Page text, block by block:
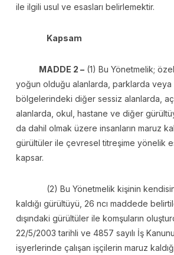
ile ilgili usul ve esasları belirlemektir.
Kapsam
MADDE 2 –(1) Bu Yönetmelik;
yoğun olduğu alanlarda, parklarda veya
bölgelerindeki diğer sessiz alanlarda,
alanlarda, okul, hastane ve diğer
da dahil olmak üzere insanların maruz
gürültüler ile çevresel titreşime yönelik
kapsar.
(2) Bu Yönetmelik kişinin
kaldığı gürültüyü, 26 ncı maddede
dışındaki gürültüler ile komşuların
22/5/2003 tarihli ve 4857 sayılı İş
işyerlerinde çalışan işçilerin maruz